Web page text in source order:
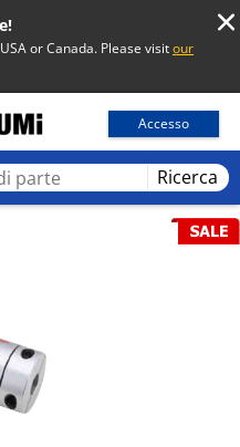
or Canada. Please visitour
Accesso
Ricerca